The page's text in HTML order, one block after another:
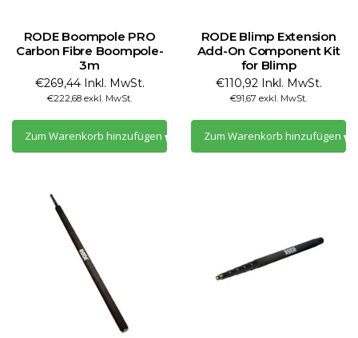
RODE Boompole PRO
Carbon Fibre Boompole-
3m
€269,44 Inkl. MwSt.
€222,68 exkl. MwSt.
Zum Warenkorb hinzufügen
RODE Blimp Extension
Add-On Component Kit
for Blimp
€110,92 Inkl. MwSt.
€91,67 exkl. MwSt.
Zum Warenkorb hinzufügen